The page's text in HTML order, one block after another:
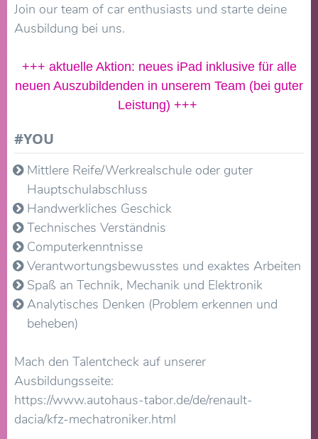
Join our team of car enthusiasts und starte deine
Ausbildung bei uns.
+++ aktuelle Aktion: neues iPad inklusive für alle
neuen Auszubildenden in unserem Team (bei guter
Leistung) +++
#YOU
Mittlere Reife/Werkrealschule oder guter
Hauptschulabschluss
Handwerkliches Geschick
Technisches Verständnis
Computerkenntnisse
Verantwortungsbewusstes und exaktes Arbeiten
Spaß an Technik, Mechanik und Elektronik
Analytisches Denken (Problem erkennen und
beheben)
Mach den Talentcheck auf unserer
Ausbildungsseite:
https://www.autohaus-tabor.de/de/renault-
dacia/kfz-mechatroniker.html